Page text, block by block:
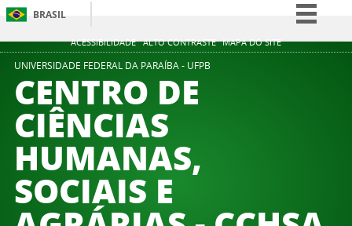
ACESSIBILIDADE ALTO CONTRASTE MAPA DO SITE
BRASIL
Simplifique!
UNIVERSIDADE FEDERAL DA PARAÍBA - UFPB
CENTRO DE
CIÊNCIAS
HUMANAS,
SOCIAIS E